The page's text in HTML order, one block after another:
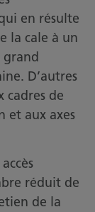
en résulte
la cale à un
D’autres
cadres de
et aux axes
réduit de
de la